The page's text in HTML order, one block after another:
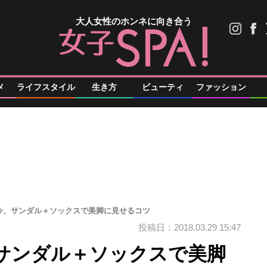
大人女性のホンネに向き合う
ライフスタイル 生き方 ビューティ ファッション
、サンダル＋ソックスで美脚に見せるコツ
投稿日：2018.03.29 15:47
ンダル＋ソックスで美脚